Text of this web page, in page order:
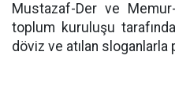
Mustazaf-Der ve
toplum kuruluşu
döviz ve atılan